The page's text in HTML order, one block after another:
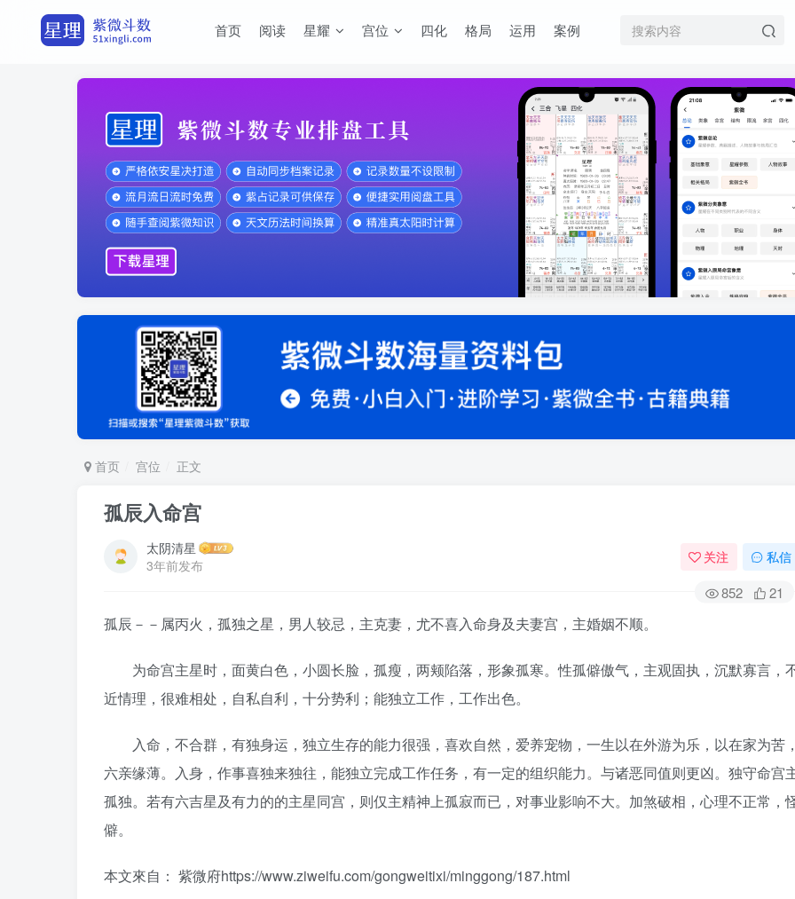
首页 阅读 星耀 宫位 四化 格局 运用 案例
首页 宫位 正文
孤辰入命宫
太阴清星
3年前发布
关注 私信
852 21
孤辰－－属丙火，孤独之星，男人较忌，主克妻，尤不喜入命身及夫妻宫，主婚姻不顺。
为命宫主星时，面黄白色，小圆长脸，孤瘦，两颊陷落，形象孤寒。性孤僻傲气，主观固执，沉默寡言，
近情理，很难相处，自私自利，十分势利；能独立工作，工作出色。
入命，不合群，有独身运，独立生存的能力很强，喜欢自然，爱养宠物，一生以在外游为乐，以在家为苦
六亲缘薄。入身，作事喜独来独往，能独立完成工作任务，有一定的组织能力。与诸恶同值则更凶。独守命宫
孤独。若有六吉星及有力的的主星同宫，则仅主精神上孤寂而已，对事业影响不大。加煞破相，心理不正常，
僻。
本文來自： 紫微府https://www.ziweifu.com/gongweitixi/minggong/187.html